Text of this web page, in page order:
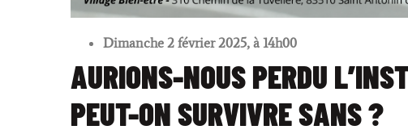
Dimanche 2 février 2025, à 14h00
AURIONS-NOUS PERDU
PEUT-ON SURVIVRE SANS ?